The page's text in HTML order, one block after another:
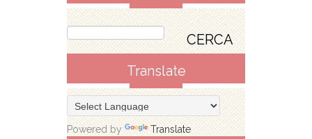
Translate
Powered by Translate